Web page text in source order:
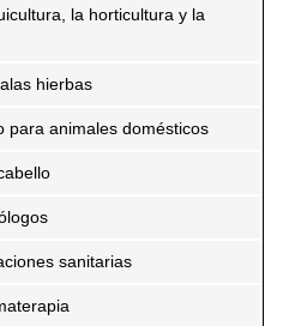
la horticultura y la
hierbas
para animales domésticos
sanitarias